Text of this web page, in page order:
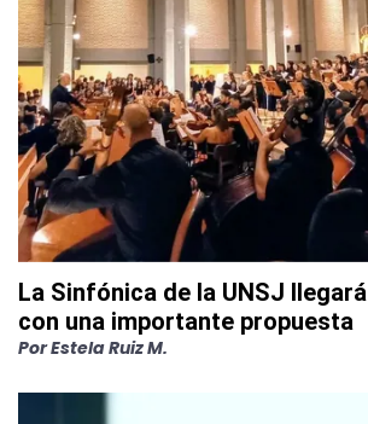
La Sinfónica de la UNSJ
con una importante propuesta
PorEstela Ruiz M.